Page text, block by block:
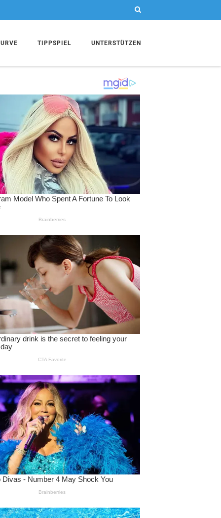
TIPPSPIEL UNTERSTÜTZEN